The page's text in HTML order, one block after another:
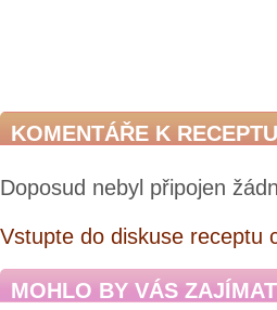
KOMENTÁŘE K RECEPTU
Doposud nebyl připojen
Vstupte do diskuse receptu
MOHLO BY VÁS